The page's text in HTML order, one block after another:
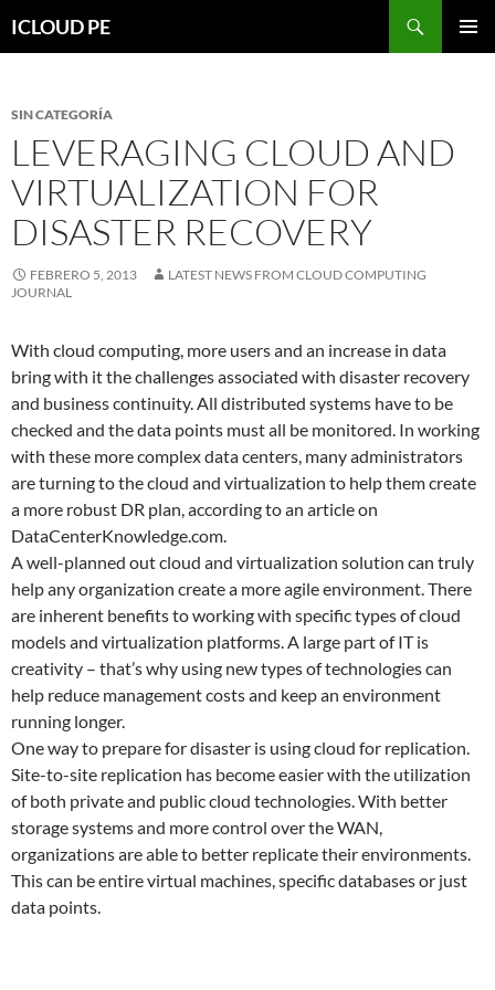
hacia
ICLOUD PE
SIN CATEGORÍA
LEVERAGING CLOUD AND
VIRTUALIZATION FOR
DISASTER RECOVERY
FEBRERO 5, 2013
LATEST NEWS FROM CLOUD COMPUTING
JOURNAL
With cloud computing, more users and an increase in data
bring with it the challenges associated with disaster recovery
and business continuity. All distributed systems have to be
checked and the data points must all be monitored. In working
with these more complex data centers, many administrators
are turning to the cloud and virtualization to help them create
a more robust DR plan, according to an article on
DataCenterKnowledge.com.
A well-planned out cloud and virtualization solution can truly
help any organization create a more agile environment. There
are inherent benefits to working with specific types of cloud
models and virtualization platforms. A large part of IT is
creativity – that’s why using new types of technologies can
help reduce management costs and keep an environment
running longer.
One way to prepare for disaster is using cloud for replication.
Site-to-site replication has become easier with the utilization
of both private and public cloud technologies. With better
storage systems and more control over the WAN,
organizations are able to better replicate their environments.
This can be entire virtual machines, specific databases or just
data points.